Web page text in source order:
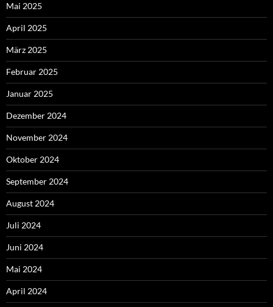
Mai 2025
April 2025
März 2025
Februar 2025
Januar 2025
Dezember 2024
November 2024
Oktober 2024
September 2024
August 2024
Juli 2024
Juni 2024
Mai 2024
April 2024